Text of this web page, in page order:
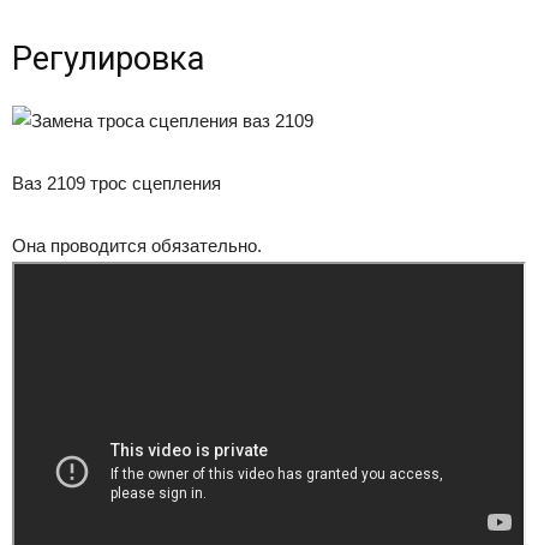
Регулировка
Ваз 2109 трос сцепления
Она проводится обязательно.